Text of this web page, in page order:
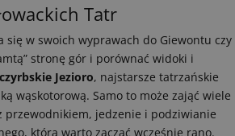
Tatr
się w swoich wyprawach do Giewontu czy
stronę gór i porównać widoki i
Jezioro, najstarsze tatrzańskie
wąskotorową. Samo to może zająć wiele
przewodnikiem, jedzenie i podziwianie
którą warto zacząć wcześnie rano.